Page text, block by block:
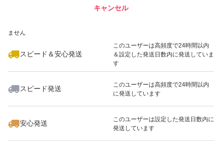
ません
スピード＆安心発送
このユーザーは高頻度で24時間以内
＆設定した発送日数内に発送していま
す
スピード発送
このユーザーは高頻度で24時間以内
に発送しています
安心発送
このユーザーは設定した発送日数内に
発送しています
キャンセル
いいね！
3,900